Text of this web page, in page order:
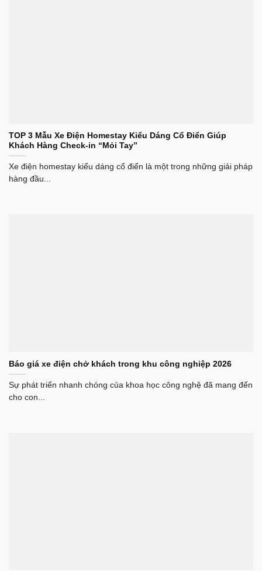
TOP 3 Mẫu Xe Điện Homestay Kiểu Dáng Cổ Điển Giúp
Khách Hàng Check-in “Mỏi Tay”
Xe điện homestay kiểu dáng cổ điển là một trong những giải pháp
hàng đầu...
Báo giá xe điện chở khách trong khu công nghiệp 2026
Sự phát triển nhanh chóng của khoa học công nghệ đã mang đến
cho con...